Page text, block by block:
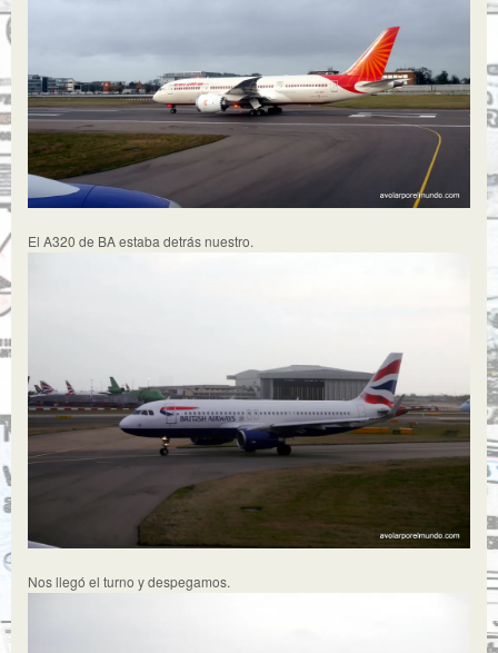
El A320 de BA estaba detrás nuestro.
Nos llegó el turno y despegamos.